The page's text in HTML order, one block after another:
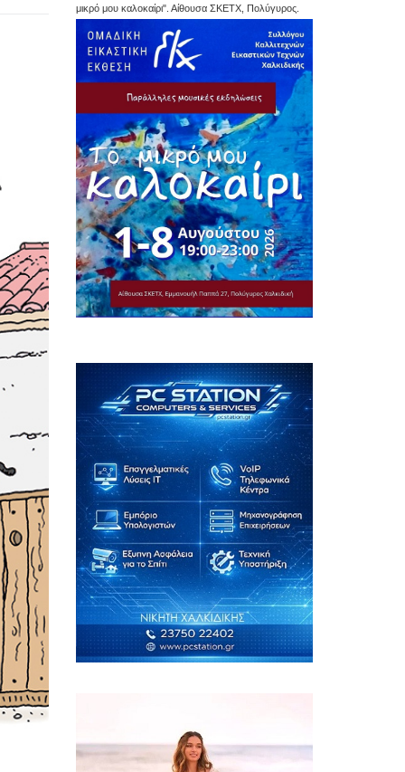
μικρό μου καλοκαίρι". Αίθουσα ΣΚΕΤΧ, Πολύγυρος.